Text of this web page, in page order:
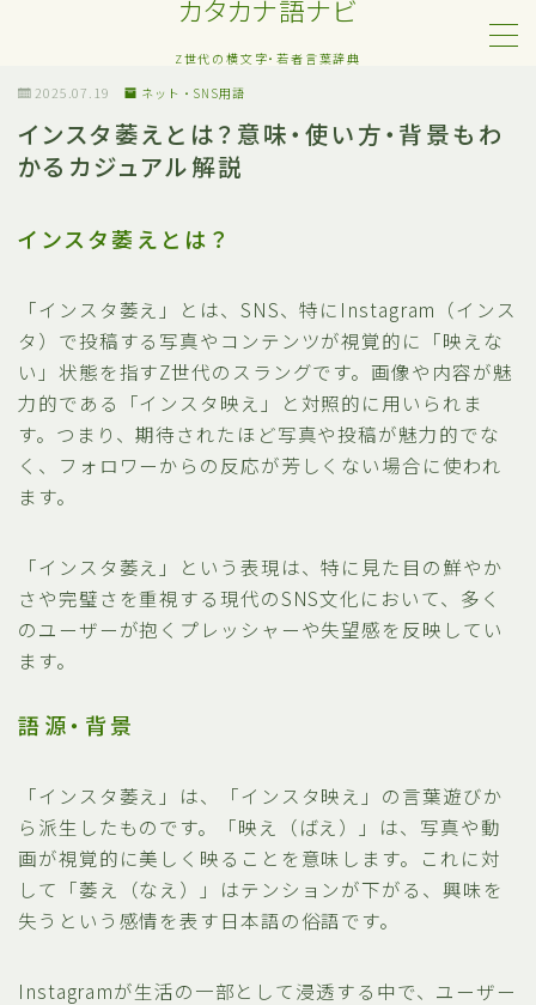
カタカナ語ナビ
Z世代の横文字・若者言葉辞典
MENU
Z世代・若者カタカナ語
ネット・SNS用語
日常でよく聞く流行語
略語・造語
2025.07.19 ネット・SNS用語
インスタ萎えとは？意味・使い方・背景もわ
かるカジュアル解説
インスタ萎えとは？
「インスタ萎え」とは、SNS、特にInstagram（インス
タ）で投稿する写真やコンテンツが視覚的に「映えな
い」状態を指すZ世代のスラングです。画像や内容が魅
力的である「インスタ映え」と対照的に用いられま
す。つまり、期待されたほど写真や投稿が魅力的でな
く、フォロワーからの反応が芳しくない場合に使われ
ます。
「インスタ萎え」という表現は、特に見た目の鮮やか
さや完璧さを重視する現代のSNS文化において、多く
のユーザーが抱くプレッシャーや失望感を反映してい
ます。
語源・背景
「インスタ萎え」は、「インスタ映え」の言葉遊びか
ら派生したものです。「映え（ばえ）」は、写真や動
画が視覚的に美しく映ることを意味します。これに対
して「萎え（なえ）」はテンションが下がる、興味を
失うという感情を表す日本語の俗語です。
Instagramが生活の一部として浸透する中で、ユーザー